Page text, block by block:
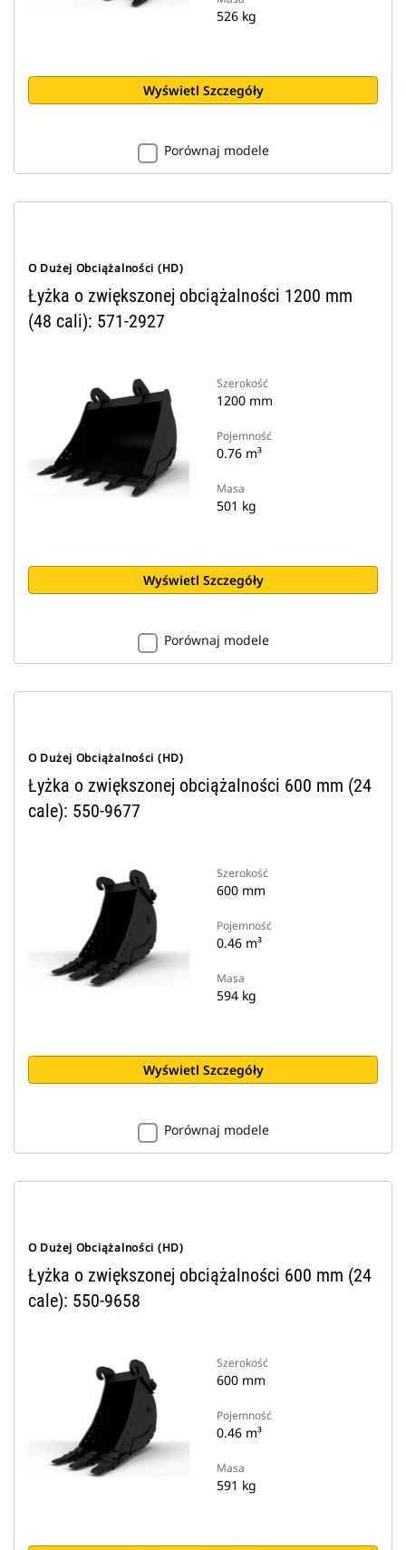
526 kg
Wyświetl Szczegóły
Porównaj modele
O Dużej Obciążalności (HD)
Łyżka o zwiększonej obciążalności 1200 mm
(48 cali): 571-2927
Szerokość
1200 mm
Pojemność
0.76 m³
Masa
501 kg
Wyświetl Szczegóły
Porównaj modele
O Dużej Obciążalności (HD)
Łyżka o zwiększonej obciążalności 600 mm (24
cale): 550-9677
Szerokość
600 mm
Pojemność
0.46 m³
Masa
594 kg
Wyświetl Szczegóły
Porównaj modele
O Dużej Obciążalności (HD)
Łyżka o zwiększonej obciążalności 600 mm (24
cale): 550-9658
Szerokość
600 mm
Pojemność
0.46 m³
Masa
591 kg